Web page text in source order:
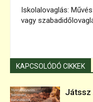
Iskolalovaglás:
vagy
KAPCSOLÓDÓ CIKKEK
Játssz